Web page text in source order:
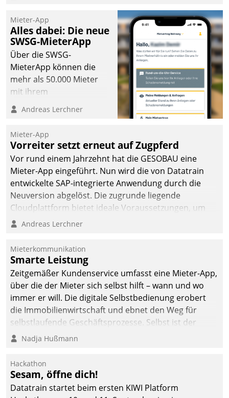
Mieter-App
Alles dabei: Die neue
SWSG-MieterApp
Über die SWSG-
MieterApp können die
mehr als 50.000 Mieter
mit ihrem
Wohnungsunternehmen
kommunizieren, auf dem
einsehen und ändern
oder
Schadensmeldungen
abgeben – rund um die
Uhr.
Andreas Lerchner
Mieter-App
Vorreiter setzt erneut auf Zugpferd
Vor rund einem Jahrzehnt hat die GESOBAU eine
Mieter-App eingeführt. Nun wird die von Datatrain
entwickelte SAP-integrierte Anwendung durch die
Neuversion abgelöst. Die zugrunde liegende
Cloudplattform bietet ideale Voraussetzungen, um
die Funktionalität der App zu erweitern und weitere
integrieren.
Andreas Lerchner
Mieterkommunikation
Smarte Leistung
Zeitgemäßer Kundenservice umfasst eine Mieter-App,
über die der Mieter sich selbst hilft – wann und wo
immer er will. Die digitale Selbstbedienung erobert
die Immobilienwirtschaft und ebnet den Weg für
selbstlaufende Geschäftsprozesse. Selbst ist der
Kunde und smart der Serviceanbieter.
Nadja Hußmann
Hackathon
Sesam, öffne dich!
Datatrain startet beim ersten KIWI Platform